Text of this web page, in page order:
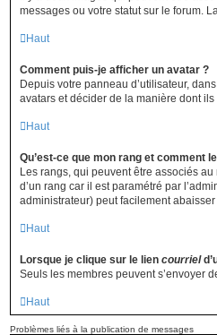
messages ou votre statut sur le forum.
Haut
Comment puis-je afficher un avatar ?
Depuis votre panneau d’utilisateur,
avatars et décider de la manière dont
Haut
Qu’est-ce que mon rang et comment
Les rangs, qui peuvent être associés
d’un rang car il est paramétré par
administrateur) peut facilement
Haut
Lorsque je clique sur le lien courriel
Seuls les membres peuvent s’envoyer
Haut
Problèmes liés à la publication de messages